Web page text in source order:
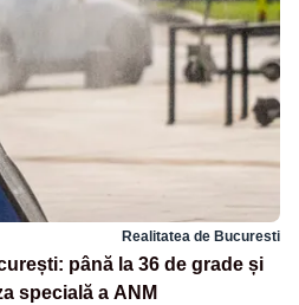
Realitatea de Bucuresti
până la 36 de grade și
specială a ANM